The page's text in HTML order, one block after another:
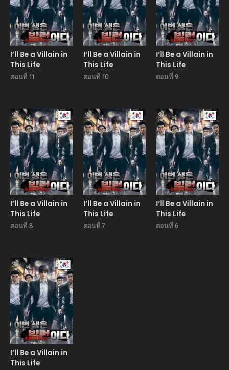
I’ll Be a Villain in
This Life
ตอนที่ 11
I’ll Be a Villain in
This Life
ตอนที่ 10
I’ll Be a Villain in
This Life
ตอนที่ 9
Manhwa
I’ll Be a Villain in
This Life
ตอนที่ 8
Manhwa
I’ll Be a Villain in
This Life
ตอนที่ 7
I’ll Be a Villain in
This Life
ตอนที่ 6
Manhwa
I’ll Be a Villain in
This Life